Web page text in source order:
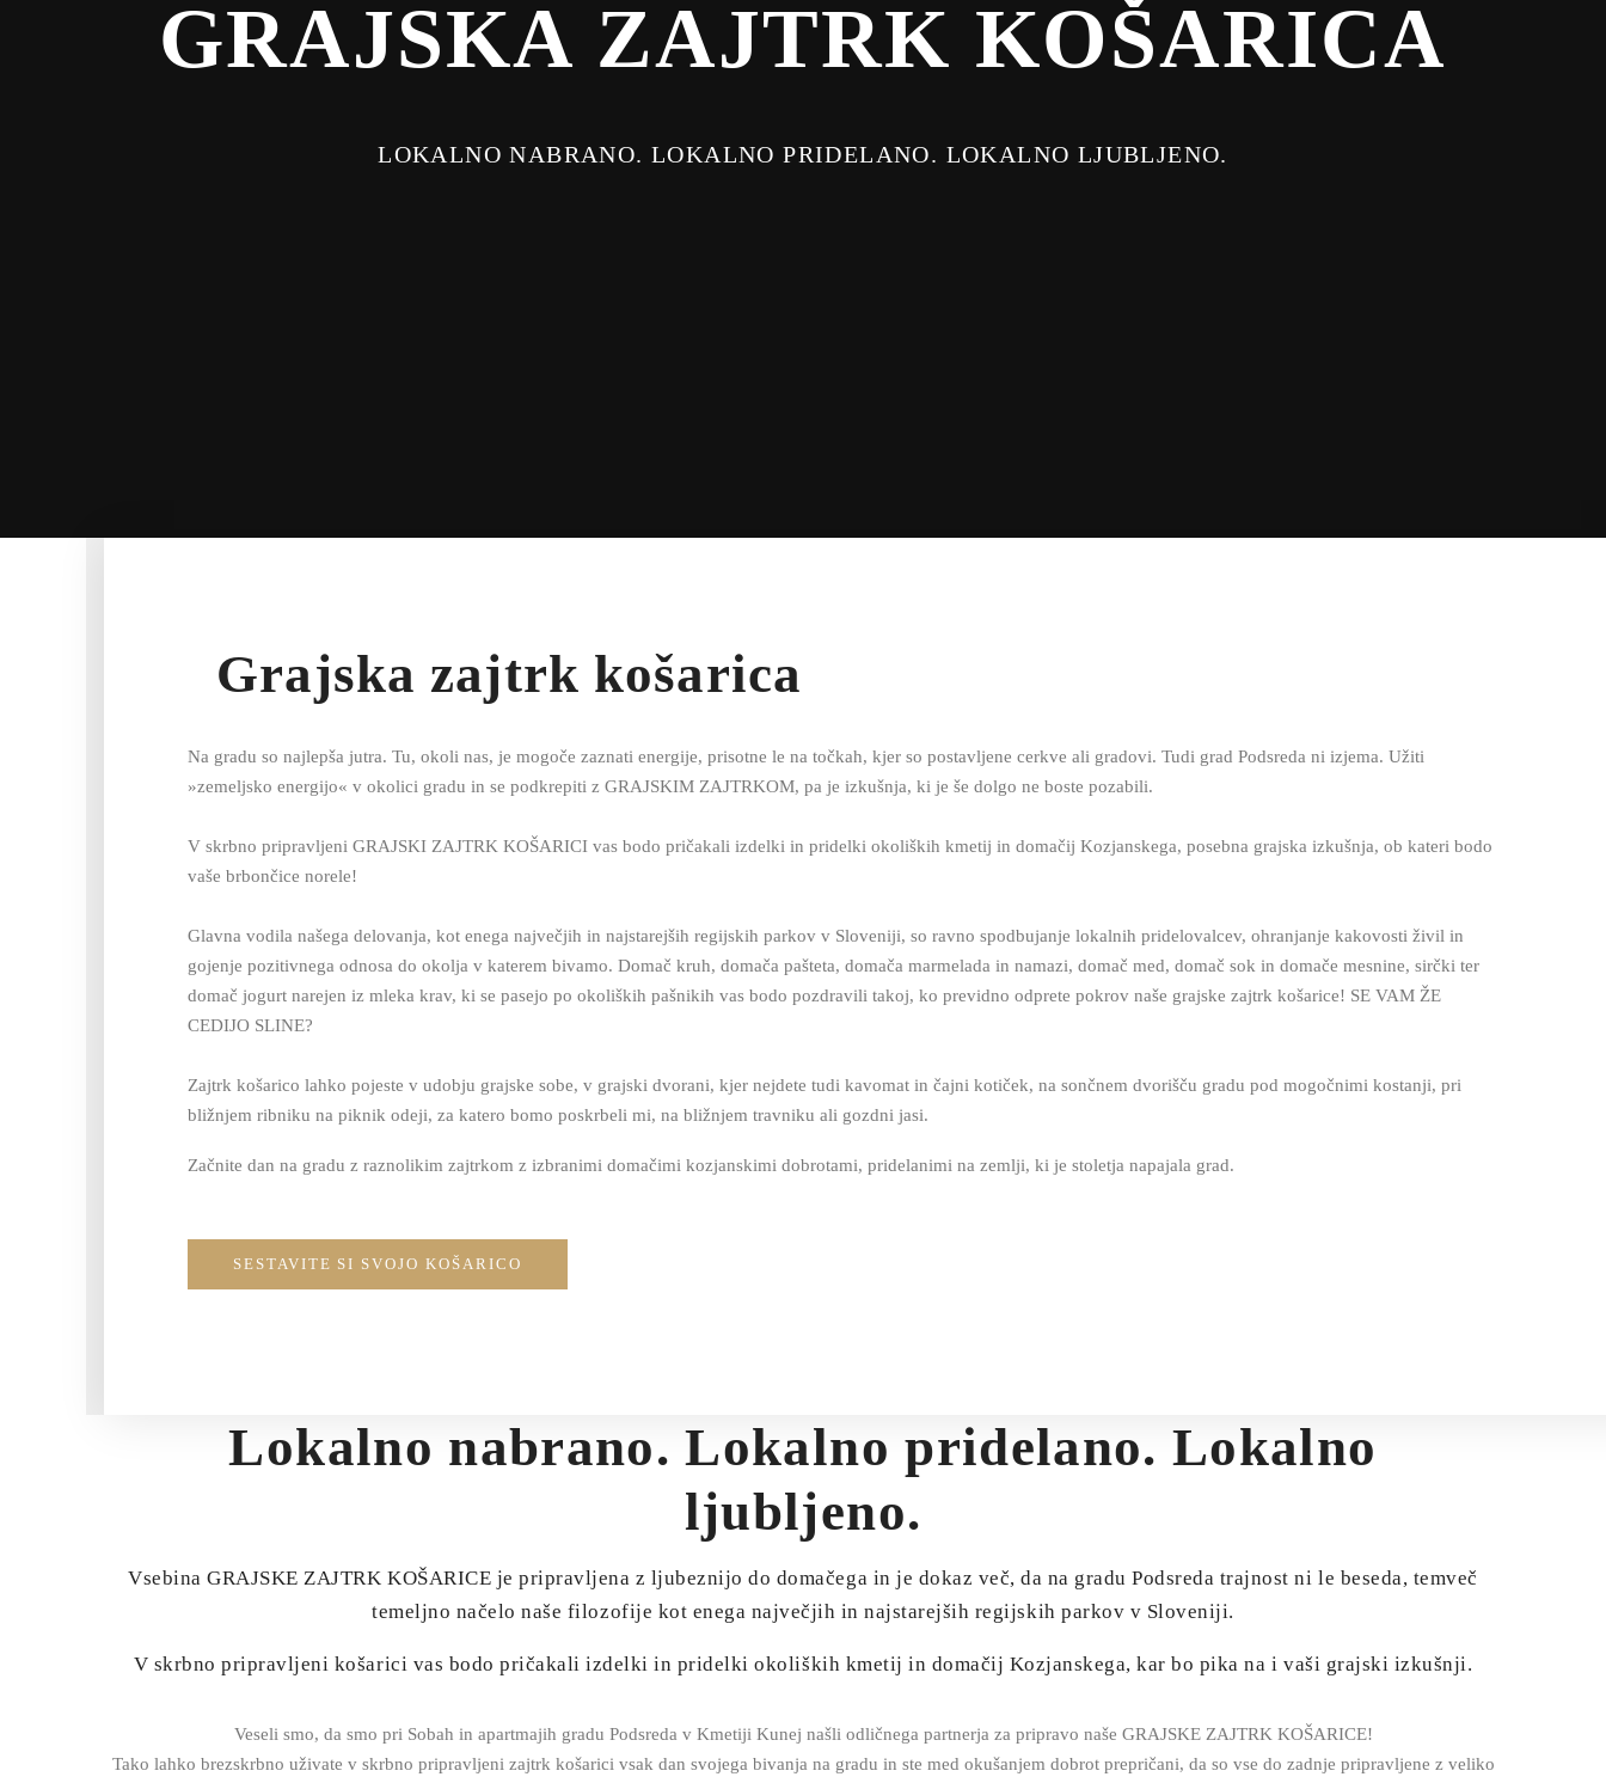
GRAJSKA ZAJTRK KOŠARICA
LOKALNO NABRANO. LOKALNO PRIDELANO. LOKALNO LJUBLJENO.
Grajska zajtrk košarica
Na gradu so najlepša jutra. Tu, okoli nas, je mogoče zaznati energije, prisotne le na točkah, kjer so postavljene cerkve ali gradovi. Tudi grad Podsreda ni izjema. Užiti
»zemeljsko energijo« v okolici gradu in se podkrepiti z GRAJSKIM ZAJTRKOM, pa je izkušnja, ki je še dolgo ne boste pozabili.
V skrbno pripravljeni GRAJSKI ZAJTRK KOŠARICI vas bodo pričakali izdelki in pridelki okoliških kmetij in domačij Kozjanskega, posebna grajska izkušnja, ob kateri bodo
vaše brbončice norele!
Glavna vodila našega delovanja, kot enega največjih in najstarejših regijskih parkov v Sloveniji, so ravno spodbujanje lokalnih pridelovalcev, ohranjanje kakovosti živil in
gojenje pozitivnega odnosa do okolja v katerem bivamo. Domač kruh, domača pašteta, domača marmelada in namazi, domač med, domač sok in domače mesnine, sirčki ter
domač jogurt narejen iz mleka krav, ki se pasejo po okoliških pašnikih vas bodo pozdravili takoj, ko previdno odprete pokrov naše grajske zajtrk košarice! SE VAM ŽE
CEDIJO SLINE?
Zajtrk košarico lahko pojeste v udobju grajske sobe, v grajski dvorani, kjer nejdete tudi kavomat in čajni kotiček, na sončnem dvorišču gradu pod mogočnimi kostanji, pri
bližnjem ribniku na piknik odeji, za katero bomo poskrbeli mi, na bližnjem travniku ali gozdni jasi.
Začnite dan na gradu z raznolikim zajtrkom z izbranimi domačimi kozjanskimi dobrotami, pridelanimi na zemlji, ki je stoletja napajala grad.
SESTAVITE SI SVOJO KOŠARICO
Lokalno nabrano. Lokalno pridelano. Lokalno
ljubljeno.
Vsebina GRAJSKE ZAJTRK KOŠARICE je pripravljena z ljubeznijo do domačega in je dokaz več, da na gradu Podsreda trajnost ni le beseda, temveč
temeljno načelo naše filozofije kot enega največjih in najstarejših regijskih parkov v Sloveniji.
V skrbno pripravljeni košarici vas bodo pričakali izdelki in pridelki okoliških kmetij in domačij Kozjanskega, kar bo pika na i vaši grajski izkušnji.
Veseli smo, da smo pri Sobah in apartmajih gradu Podsreda v Kmetiji Kunej našli odličnega partnerja za pripravo naše GRAJSKE ZAJTRK KOŠARICE!
Tako lahko brezskrbno uživate v skrbno pripravljeni zajtrk košarici vsak dan svojega bivanja na gradu in ste med okušanjem dobrot prepričani, da so vse do zadnje pripravljene z veliko